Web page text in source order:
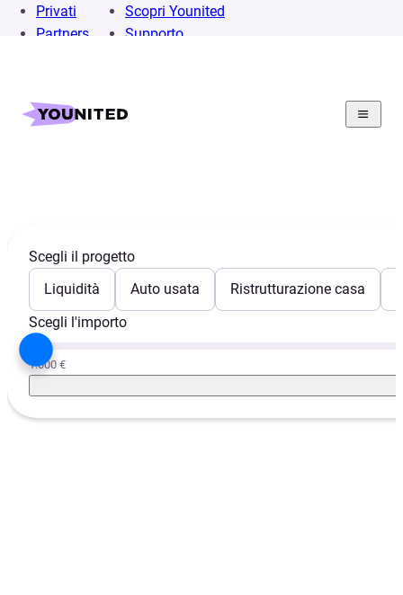
Privati
Partners
Scopri Younited
Supporto
Scegli il progetto
Liquidità
Auto usata Ristrutturazione casa
Scegli l'importo
1.000 €